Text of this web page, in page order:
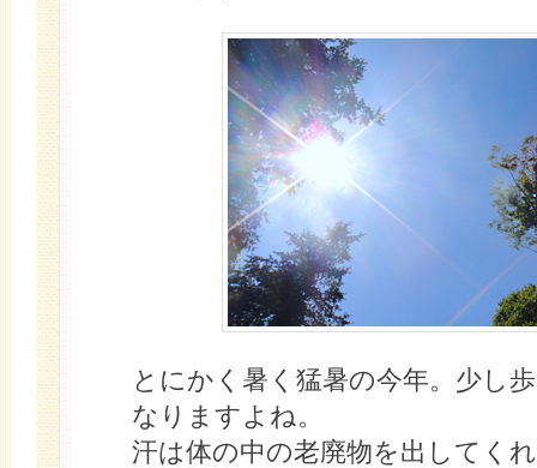
とにかく暑く猛暑の今年。少し
なりますよね。
汗は体の中の老廃物を出してく